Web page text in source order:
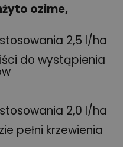
ozime,
2,5 l/ha
do wystąpienia
2,0 l/ha
pełni krzewienia